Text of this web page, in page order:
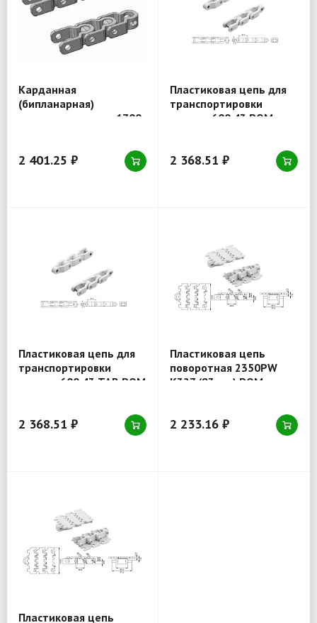
Карданная
(бипланарная)
пластиковая цепь 1700
2 401.25 ₽
Пластиковая цепь для
транспортировки
ящиков 600 43 POM
2 368.51 ₽
Пластиковая цепь для
транспортировки
ящиков 600 43 TAB POM
2 368.51 ₽
Пластиковая цепь
поворотная 2350PW
K327 (83 мм) POM
2 233.16 ₽
Пластиковая цепь